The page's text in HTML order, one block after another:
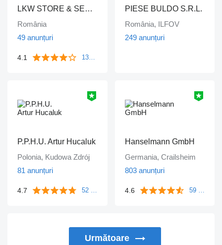
LKW STORE & SERVICES
România
49 anunțuri
4.1 133 comentarii
PIESE BULDO S.R.L.
România, ILFOV
249 anunțuri
P.P.H.U. Artur Hucaluk
Polonia, Kudowa Zdrój
81 anunțuri
4.7 52 comentarii
Hanselmann GmbH
Germania, Crailsheim
803 anunțuri
4.6 59 comentarii
Următoare